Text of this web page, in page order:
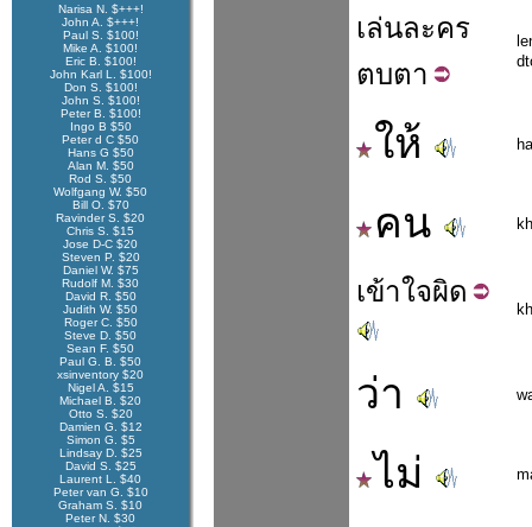
Narisa N. $+++!
John A. $+++!
Paul S. $100!
Mike A. $100!
Eric B. $100!
John Karl L. $100!
Don S. $100!
John S. $100!
Peter B. $100!
Ingo B $50
Peter d C $50
Hans G $50
Alan M. $50
Rod S. $50
Wolfgang W. $50
Bill O. $70
Ravinder S. $20
Chris S. $15
Jose D-C $20
Steven P. $20
Daniel W. $75
Rudolf M. $30
David R. $50
Judith W. $50
Roger C. $50
Steve D. $50
Sean F. $50
Paul G. B. $50
xsinventory $20
Nigel A. $15
Michael B. $20
Otto S. $20
Damien G. $12
Simon G. $5
Lindsay D. $25
David S. $25
Laurent L. $40
Peter van G. $10
Graham S. $10
Peter N. $30
เล่นละคร
ตบตา
ให้
คน
เข้าใจผิด
ว่า
ไม่